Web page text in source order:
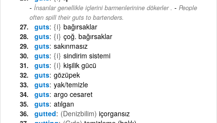
İnsanlar genellikle içlerini barmenlerinine dökerler . - People
often spill their guts to bartenders.
guts {i} bağırsaklar
guts {i} çoğ. bağırsaklar
guts sakınmasız
guts {i} sindirim sistemi
guts {i} kişilik gücü
guts gözüpek
guts yak/temizle
guts argo cesaret
guts atılgan
gutted (Denizbilim) içorgansız